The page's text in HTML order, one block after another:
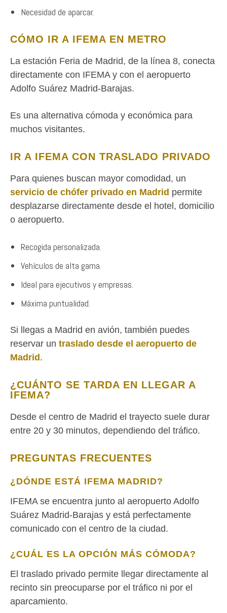
Necesidad de aparcar.
CÓMO IR A IFEMA EN METRO
La estación Feria de Madrid, de la línea 8, conecta
directamente con IFEMA y con el aeropuerto
Adolfo Suárez Madrid-Barajas.
Es una alternativa cómoda y económica para
muchos visitantes.
IR A IFEMA CON TRASLADO PRIVADO
Para quienes buscan mayor comodidad, un
servicio de chófer privado en Madrid permite
desplazarse directamente desde el hotel, domicilio
o aeropuerto.
Recogida personalizada.
Vehículos de alta gama.
Ideal para ejecutivos y empresas.
Máxima puntualidad.
Si llegas a Madrid en avión, también puedes
reservar un traslado desde el aeropuerto de
Madrid .
¿CUÁNTO SE TARDA EN LLEGAR A
IFEMA?
Desde el centro de Madrid el trayecto suele durar
entre 20 y 30 minutos, dependiendo del tráfico.
PREGUNTAS FRECUENTES
¿DÓNDE ESTÁ IFEMA MADRID?
IFEMA se encuentra junto al aeropuerto Adolfo
Suárez Madrid-Barajas y está perfectamente
comunicado con el centro de la ciudad.
¿CUÁL ES LA OPCIÓN MÁS CÓMODA?
El traslado privado permite llegar directamente al
recinto sin preocuparse por el tráfico ni por el
aparcamiento.